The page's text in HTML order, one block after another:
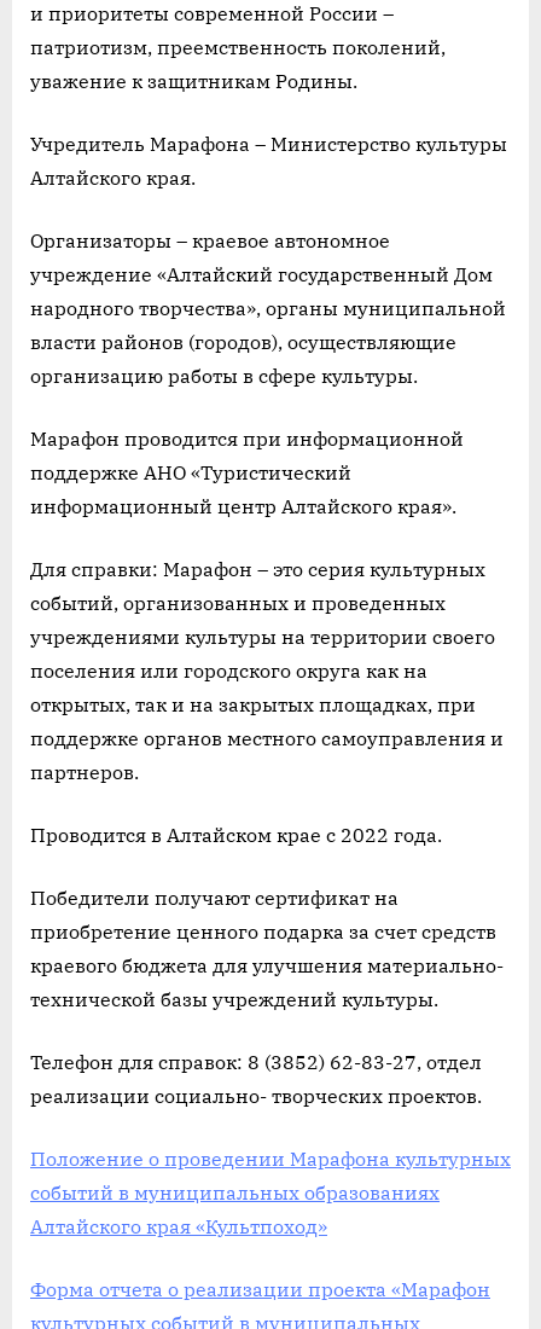
и приоритеты современной России –
патриотизм, преемственность поколений,
уважение к защитникам Родины.
Учредитель Марафона – Министерство культуры
Алтайского края.
Организаторы – краевое автономное
учреждение «Алтайский государственный Дом
народного творчества», органы муниципальной
власти районов (городов), осуществляющие
организацию работы в сфере культуры.
Марафон проводится при информационной
поддержке АНО «Туристический
информационный центр Алтайского края».
Для справки: Марафон – это серия культурных
событий, организованных и проведенных
учреждениями культуры на территории своего
поселения или городского округа как на
открытых, так и на закрытых площадках, при
поддержке органов местного самоуправления и
партнеров.
Проводится в Алтайском крае с 2022 года.
Победители получают сертификат на
приобретение ценного подарка за счет средств
краевого бюджета для улучшения материально-
технической базы учреждений культуры.
Телефон для справок: 8 (3852) 62-83-27, отдел
реализации социально- творческих проектов.
Положение о проведении Марафона культурных
событий в муниципальных образованиях
Алтайского края «Культпоход»
Форма отчета о реализации проекта «Марафон
культурных событий в муниципальных